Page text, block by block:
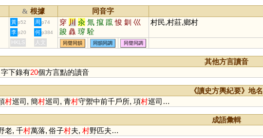
& 根據 同音字
黃 p52 周 p74 穿 川 汆 氚 攛 躥 悛 釧 巛
踆 灥 瑏 駩
村民,村莊,鄉村
李 p20 何 p384
HKLS 人文 同聲同韻 同韻同調 同聲同調
其他方言讀音
下錄有20個方言點的讀音
《讀史方輿紀要》地名
村巡司, 簡村巡司, 青村守禦中前千戶所, 項村巡司…
成語彙輯
老, 千村萬落, 俗子村夫, 村野匹夫…